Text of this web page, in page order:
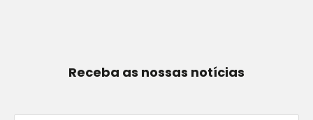
Receba as nossas notícias